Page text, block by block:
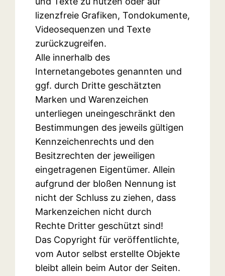
lizenzfreie Grafiken, Tondokumente,
Videosequenzen und Texte
zurückzugreifen.
Alle innerhalb des
Internetangebotes genannten und
ggf. durch Dritte geschätzten
Marken und Warenzeichen
unterliegen uneingeschränkt den
Bestimmungen des jeweils gültigen
Kennzeichenrechts und den
Besitzrechten der jeweiligen
eingetragenen Eigentümer. Allein
aufgrund der bloßen Nennung ist
nicht der Schluss zu ziehen, dass
Markenzeichen nicht durch
Rechte Dritter geschützt sind!
Das Copyright für veröffentlichte,
vom Autor selbst erstellte Objekte
bleibt allein beim Autor der Seiten.